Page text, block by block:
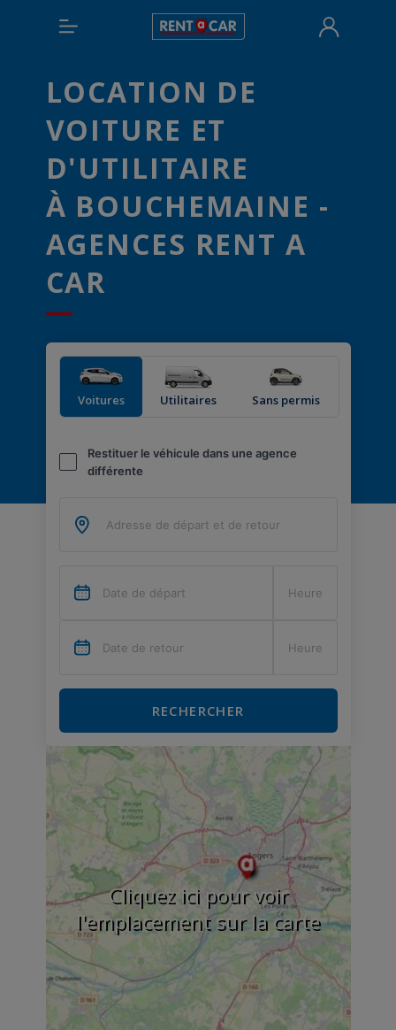
LOCATION DE
VOITURE ET
D'UTILITAIRE
À BOUCHEMAINE -
AGENCES RENT A
CAR
Voitures Utilitaires Sans permis
Restituer le véhicule dans une agence
différente
RECHERCHER
Cliquez ici pour voir
l'emplacement sur la carte